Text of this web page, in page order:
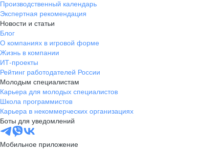
+7 423 202-33-28
pr@dv.hh.ru
Новосибирск
ул. Большевистская, д. 35,
помещение 21
+7 383 207-94-64
pr@nsk.hh.ru
Минск
пр-т Дзержинского, д. 57,
10 этаж, помещение 45-1
Производственный календарь
Экспертная рекомендация
Новости и статьи
Блог
О компаниях в игровой форме
Жизнь в компании
ИТ-проекты
Рейтинг работодателей России
Молодым специалистам
Карьера для молодых специалистов
Школа программистов
Карьера в некоммерческих организациях
Боты для уведомлений
Мобильное приложение